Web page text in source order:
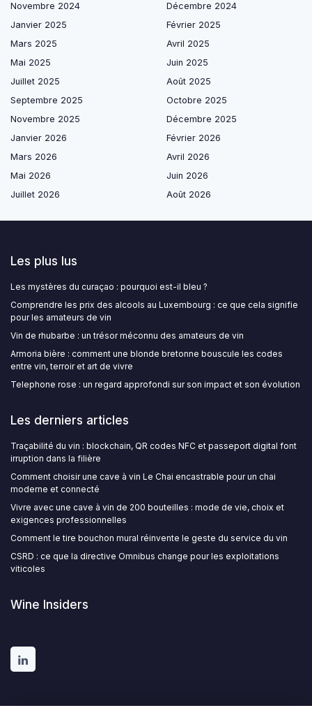
Novembre 2024
Décembre 2024
Janvier 2025
Février 2025
Mars 2025
Avril 2025
Mai 2025
Juin 2025
Juillet 2025
Août 2025
Septembre 2025
Octobre 2025
Novembre 2025
Décembre 2025
Janvier 2026
Février 2026
Mars 2026
Avril 2026
Mai 2026
Juin 2026
Juillet 2026
Août 2026
Les plus lus
Les mystères du curaçao : pourquoi est-il bleu ?
Comprendre les prix des alcools au Luxembourg : ce que cela signifie
pour les amateurs de vin
Vin de rhubarbe : un trésor méconnu des amateurs de vin
Armoria bière : comment une blonde bretonne bouscule les codes
entre vin, terroir et art de vivre
Telephone rose : un regard approfondi sur son impact et son évolution
Les derniers articles
Traçabilité du vin : blockchain, QR codes NFC et passeport digital font
irruption dans la filière
Comment choisir une cave à vin Le Chai encastrable pour un chai
moderne et connecté
Vivre avec une cave à vin de 200 bouteilles : mode de vie, choix et
exigences professionnelles
Comment le tire bouchon mural réinvente le geste du service du vin
CSRD : ce que la directive Omnibus change pour les exploitations
viticoles
Wine Insiders